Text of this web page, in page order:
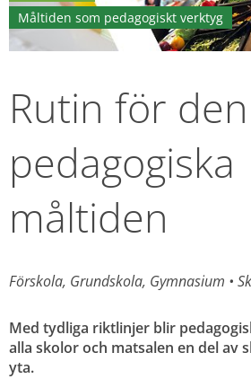
Måltiden som pedagogiskt verktyg
Rutin för den
pedagogiska
måltiden
Förskola, Grundskola, Gymnasium •
Med tydliga riktlinjer blir
alla skolor och matsalen en del av
yta.